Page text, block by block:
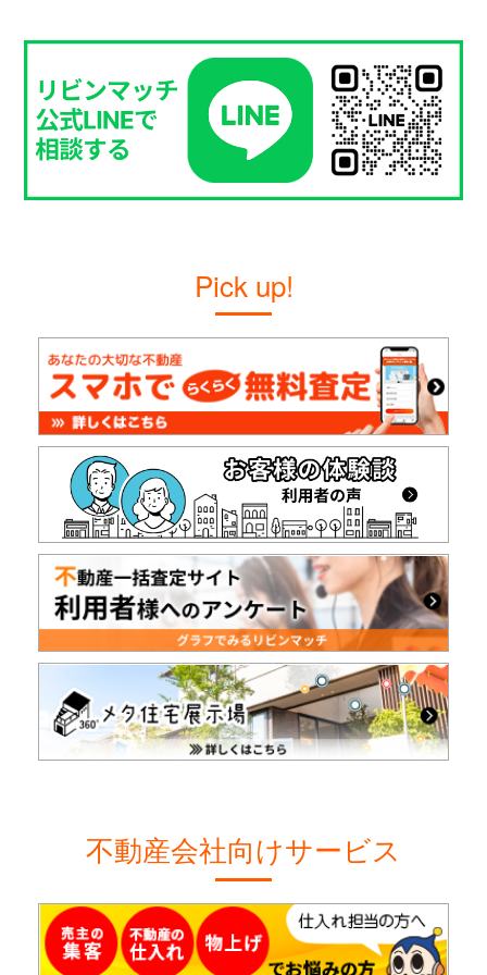
Pick up!
不動産会社向けサービス